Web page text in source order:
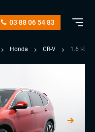
03 88 06 54 83
Honda CR-V 1.6 I-